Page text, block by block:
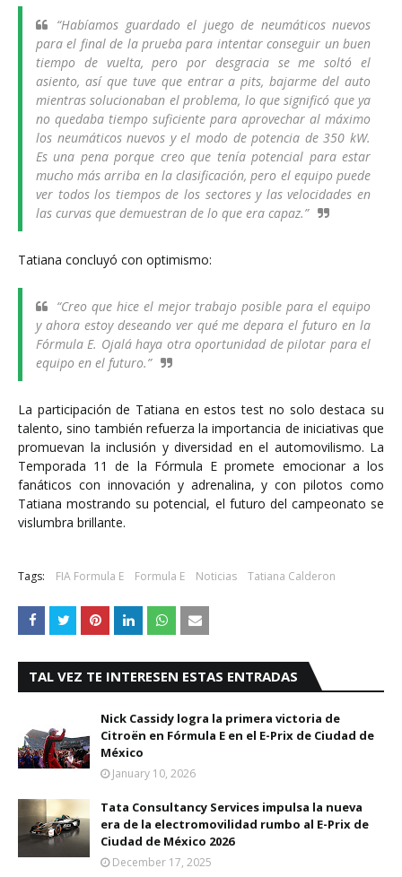
“Habíamos guardado el juego de neumáticos nuevos
para el final de la prueba para intentar conseguir un buen
tiempo de vuelta, pero por desgracia se me soltó el
asiento, así que tuve que entrar a pits, bajarme del auto
mientras solucionaban el problema, lo que significó que ya
no quedaba tiempo suficiente para aprovechar al máximo
los neumáticos nuevos y el modo de potencia de 350 kW.
Es una pena porque creo que tenía potencial para estar
mucho más arriba en la clasificación, pero el equipo puede
ver todos los tiempos de los sectores y las velocidades en
las curvas que demuestran de lo que era capaz.”
Tatiana concluyó con optimismo:
“Creo que hice el mejor trabajo posible para el equipo
y ahora estoy deseando ver qué me depara el futuro en la
Fórmula E. Ojalá haya otra oportunidad de pilotar para el
equipo en el futuro.”
La participación de Tatiana en estos test no solo destaca su
talento, sino también refuerza la importancia de iniciativas que
promuevan la inclusión y diversidad en el automovilismo. La
Temporada 11 de la Fórmula E promete emocionar a los
fanáticos con innovación y adrenalina, y con pilotos como
Tatiana mostrando su potencial, el futuro del campeonato se
vislumbra brillante.
Tags: FIA Formula E Formula E Noticias Tatiana Calderon
TAL VEZ TE INTERESEN ESTAS ENTRADAS
Nick Cassidy logra la primera victoria de
Citroën en Fórmula E en el E-Prix de Ciudad de
México
January 10, 2026
Tata Consultancy Services impulsa la nueva
era de la electromovilidad rumbo al E-Prix de
Ciudad de México 2026
December 17, 2025